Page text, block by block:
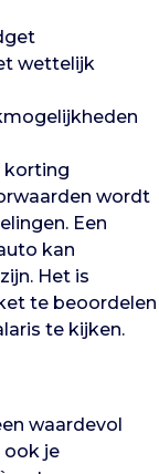
wettelijk
korting
wordt
Een
kan
Het is
te beoordelen
te kijken.
waardevol
ook je